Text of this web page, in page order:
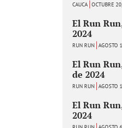
CAUCA OCTUBRE
El Run
2024
RUN RUN AGOSTO
El Run
de 2024
RUN RUN AGOSTO
El Run
2024